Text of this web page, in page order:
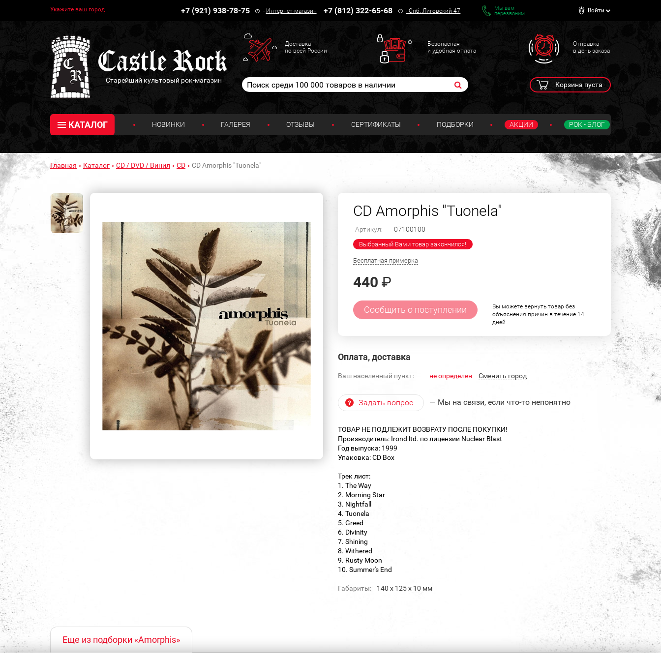
Укажите ваш город +7 (921) 938-78-75 - Интернет-магазин +7 (812) 322-65-68 -Спб. Лиговский 47
Мы вам
перезвоним
Войти
Старейший культовый рок-магазин
Доставка
по всей России
Безопасная
и удобная оплата
Отправка
в день заказа
Корзина пуста
КАТАЛОГ НОВИНКИ ГАЛЕРЕЯ ОТЗЫВЫ СЕРТИФИКАТЫ ПОДБОРКИ АКЦИИ РОК - БЛОГ
Главная Каталог CD / DVD / Винил CD CD Amorphis "Tuonela"
CD Amorphis "Tuonela"
Артикул: 07100100
Выбранный Вами товар закончился!
Бесплатная примерка
440 ₽
Сообщить о поступлении
Вы можете вернуть товар без
объяснения причин в течение 14
дней
Оплата, доставка
Ваш населенный пункт: не определен Cменить город
Задать вопрос — Мы на связи, если что-то непонятно
ТОВАР НЕ ПОДЛЕЖИТ ВОЗВРАТУ ПОСЛЕ ПОКУПКИ!
Производитель: Irond ltd. по лицензии Nuclear Blast
Год выпуска: 1999
Упаковка: CD Box
Трек лист:
1. The Way
2. Morning Star
3. Nightfall
4. Tuonela
5. Greed
6. Divinity
7. Shining
8. Withered
9. Rusty Moon
10. Summer's End
Габариты: 140 х 125 х 10 мм
Еще из подборки «Amorphis»